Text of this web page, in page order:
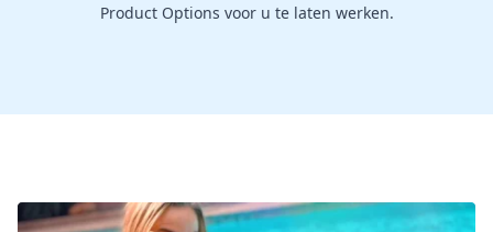
Product Options voor u te laten werken.